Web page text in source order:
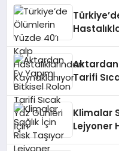
Aktardan
Tarifi
Klimalar
Lejyoner